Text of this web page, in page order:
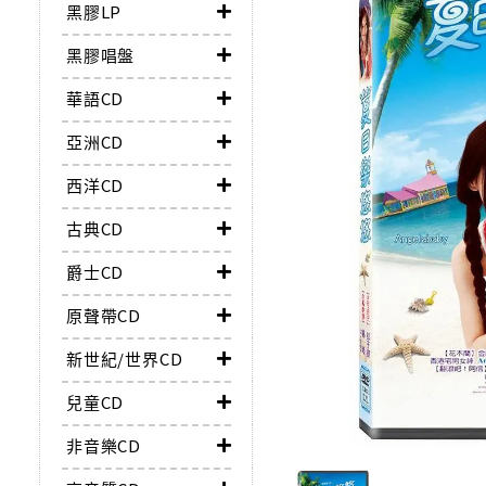
黑膠LP
黑膠唱盤
華語CD
亞洲CD
西洋CD
古典CD
爵士CD
原聲帶CD
新世紀/世界CD
兒童CD
非音樂CD